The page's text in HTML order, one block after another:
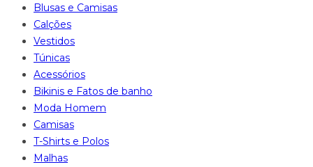
Blusas e Camisas
Calções
Vestidos
Túnicas
Acessórios
Bikinis e Fatos de banho
Moda Homem
Camisas
T-Shirts e Polos
Malhas